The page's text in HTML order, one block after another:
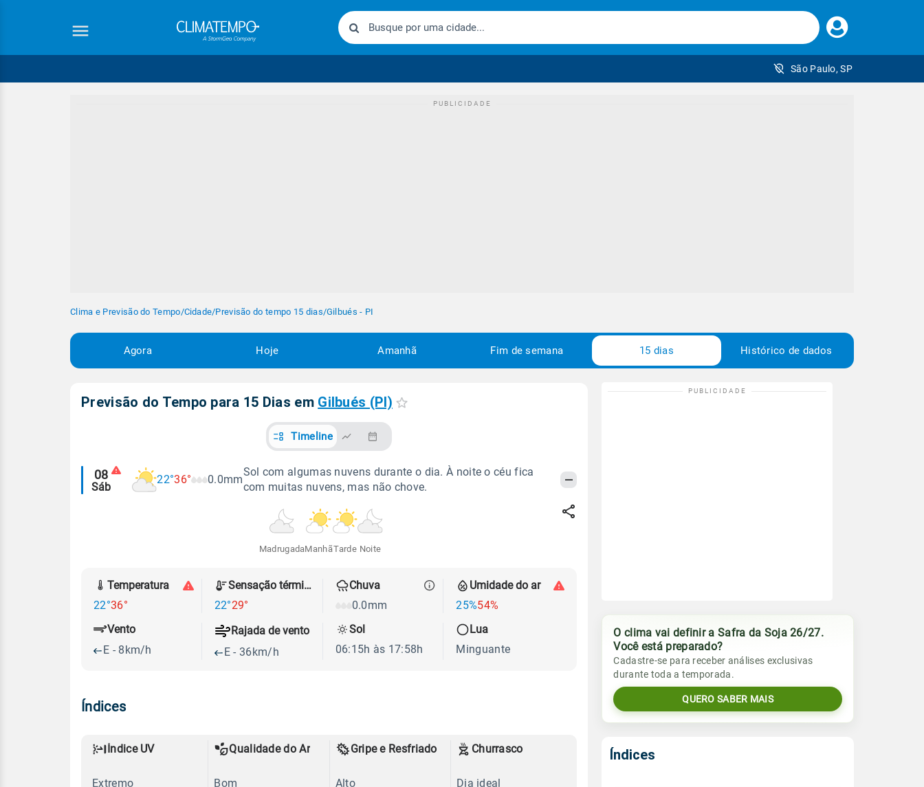
Faça
seu
São Paulo, SP
Clima e Previsão do Tempo/Cidade/Previsão do tempo 15 dias/Gilbués - PI
Agora Hoje Amanhã Fim de semana 15 dias Histórico de dados
Previsão do Tempo para 15 Dias em Gilbués (PI)
Timeline
Alertas
meteorológicos
08
Sáb
22°36° 0.0mm
Sol com algumas nuvens durante o dia. À noite o céu fica
com muitas nuvens, mas não chove.
MadrugadaManhãTarde Noite
Temperatura
22°36°
Sensação térmica
22°29°
Chuva
0.0mm
Umidade do ar
25%54%
Vento
E - 8km/h
Rajada de vento
E - 36km/h
Sol
06:15h às 17:58h
Lua
Minguante
Índices
Índice UV
Extremo
Qualidade do Ar
Bom
Gripe e Resfriado
Alto
Churrasco
Dia ideal
O clima vai definir a Safra da Soja 26/27.
Você está preparado?
Cadastre-se para receber análises exclusivas
durante toda a temporada.
QUERO SABER MAIS
Índices